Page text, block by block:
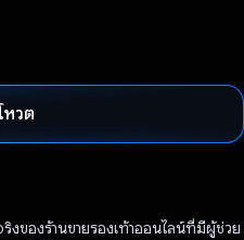
หวต
งของร้านขายรองเท้าออนไลน์ที่มีผู้ช่วย